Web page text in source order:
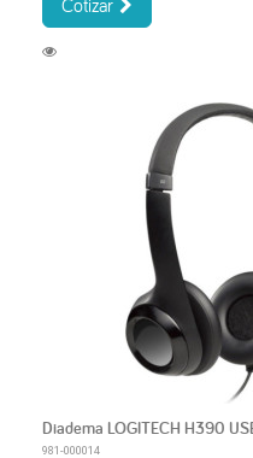
Cotizar
Diadema LOGITECH H390
981-000014